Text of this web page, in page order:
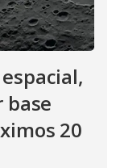
base
20